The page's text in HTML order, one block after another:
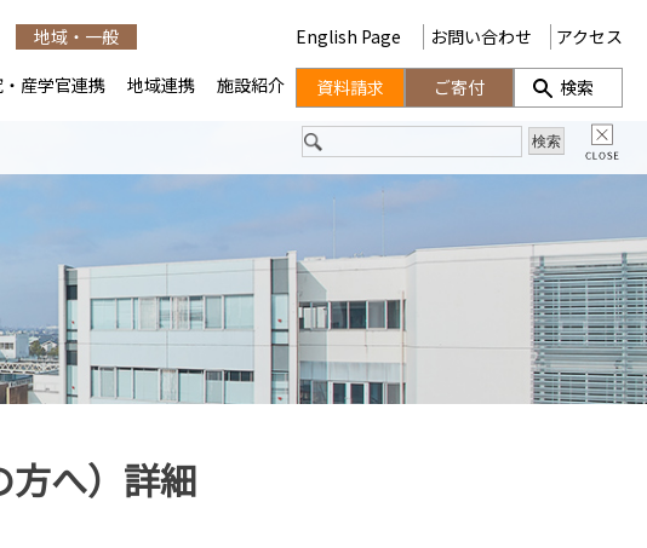
方へ）詳細
地域・一般
産学官連携 地域連携 施設紹介
English Page お問い合わせ アクセス
資料請求 ご寄付 検索